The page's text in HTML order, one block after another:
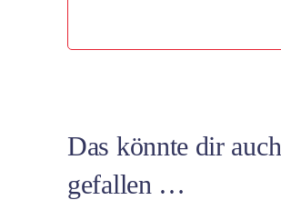
Das könnte dir auch
gefallen …